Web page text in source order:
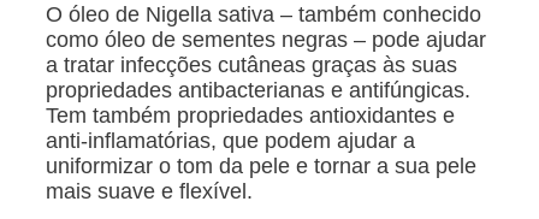
O óleo de Nigella sativa – também conhecido
como óleo de sementes negras – pode ajudar
a tratar infecções cutâneas graças às suas
propriedades antibacterianas e antifúngicas.
Tem também propriedades antioxidantes e
anti-inflamatórias, que podem ajudar a
uniformizar o tom da pele e tornar a sua pele
mais suave e flexível.